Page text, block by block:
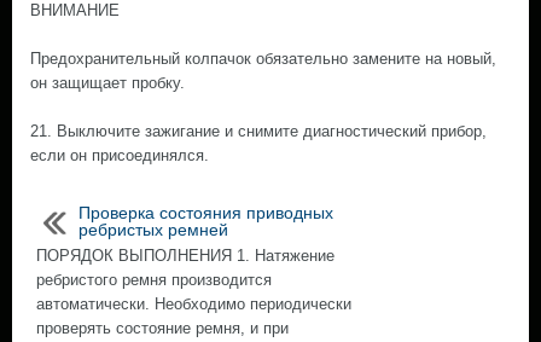
ВНИМАНИЕ
Предохранительный колпачок обязательно замените на новый,
он защищает пробку.
21. Выключите зажигание и снимите диагностический прибор,
если он присоединялся.
Проверка состояния приводных
ребристых ремней
ПОРЯДОК ВЫПОЛНЕНИЯ 1. Натяжение
ребристого ремня производится
автоматически. Необходимо периодически
проверять состояние ремня, и при